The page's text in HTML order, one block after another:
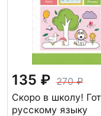
135
270
Скоро в школу!
русскому языку